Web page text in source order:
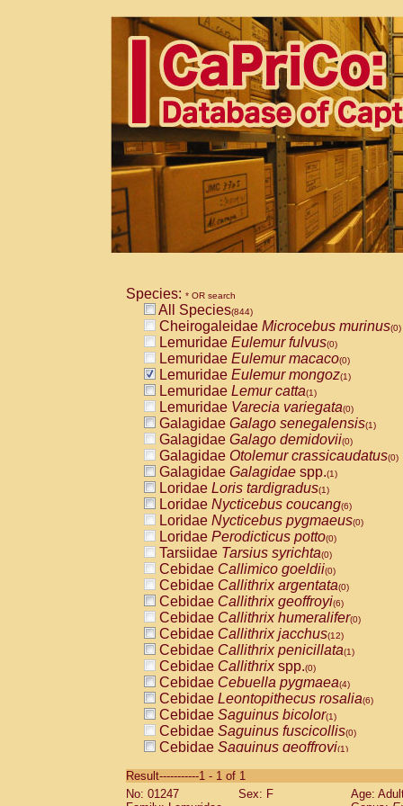
Species: * OR search
All Species(844)
Cheirogaleidae Microcebus murinus(0)
Lemuridae Eulemur fulvus(0)
Lemuridae Eulemur macaco(0)
Lemuridae Eulemur mongoz(1)
Lemuridae Lemur catta(1)
Lemuridae Varecia variegata(0)
Galagidae Galago senegalensis(1)
Galagidae Galago demidovii(0)
Galagidae Otolemur crassicaudatus(0)
Galagidae Galagidae spp.(1)
Loridae Loris tardigradus(1)
Loridae Nycticebus coucang(6)
Loridae Nycticebus pygmaeus(0)
Loridae Perodicticus potto(0)
Tarsiidae Tarsius syrichta(0)
Cebidae Callimico goeldii(0)
Cebidae Callithrix argentata(0)
Cebidae Callithrix geoffroyi(6)
Cebidae Callithrix humeralifer(0)
Cebidae Callithrix jacchus(12)
Cebidae Callithrix penicillata(1)
Cebidae Callithrixspp.(0)
Cebidae Cebuella pygmaea(4)
Cebidae Leontopithecus rosalia(6)
Cebidae Saguinus bicolor(1)
Cebidae Saguinus fuscicollis(0)
Cebidae Saguinus geoffroyi(1)
CebidaeSaguinus labiatus(0)
Cebidae Saguinus leucopus (2)
Result-----------1 - 1 of 1
No: 01247
Sex: F
Age: